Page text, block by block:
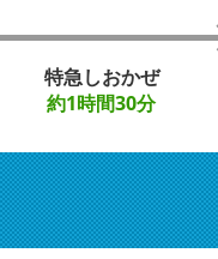
特急しおかぜ
約1時間30分